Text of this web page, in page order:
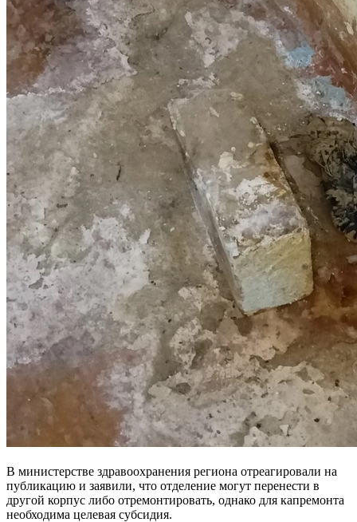
В министерстве здравоохранения региона отреагировали на
публикацию и заявили, что отделение могут перенести в
другой корпус либо отремонтировать, однако для капремонта
необходима целевая субсидия.